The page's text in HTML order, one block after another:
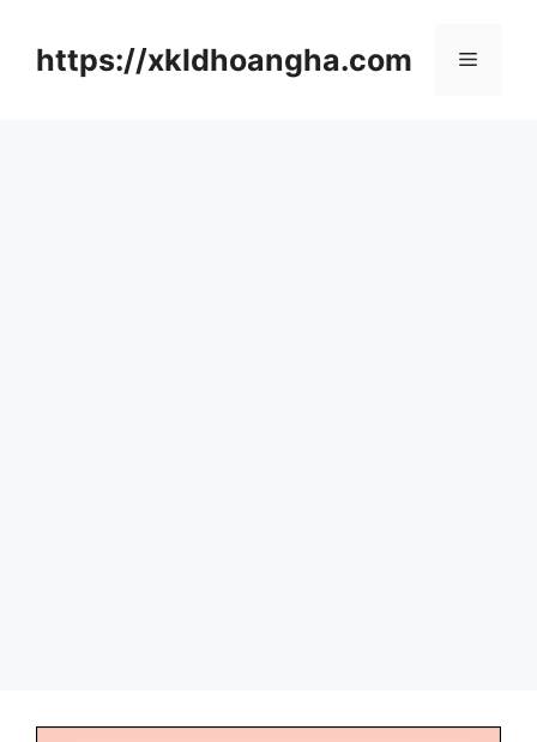
https://xkldhoangha.com 메